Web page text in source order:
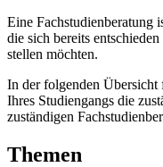
Eine Fachstudienberatung
die sich bereits
stellen möchten.
In der folgenden Übersicht
Ihres Studiengangs die
zuständigen
Themen